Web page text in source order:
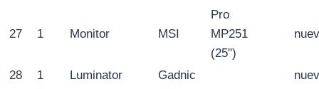
27 1 Monitor MSI
Pro
MP251
(25")
28 1 Luminator Gadnic